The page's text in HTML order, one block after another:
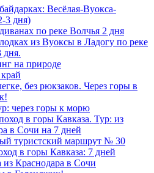
Весёлая-Вуокса-
3 дня)
по реке Волчья 2 дня
из Вуоксы в Ладогу по реке
дня.
на природе
без рюкзаков. Через горы в
через горы к морю
в горы Кавказа. Тур: из
в Сочи на 7 дней
туристский маршрут № 30
в горы Кавказа: 7 дней
из Краснодара в Сочи